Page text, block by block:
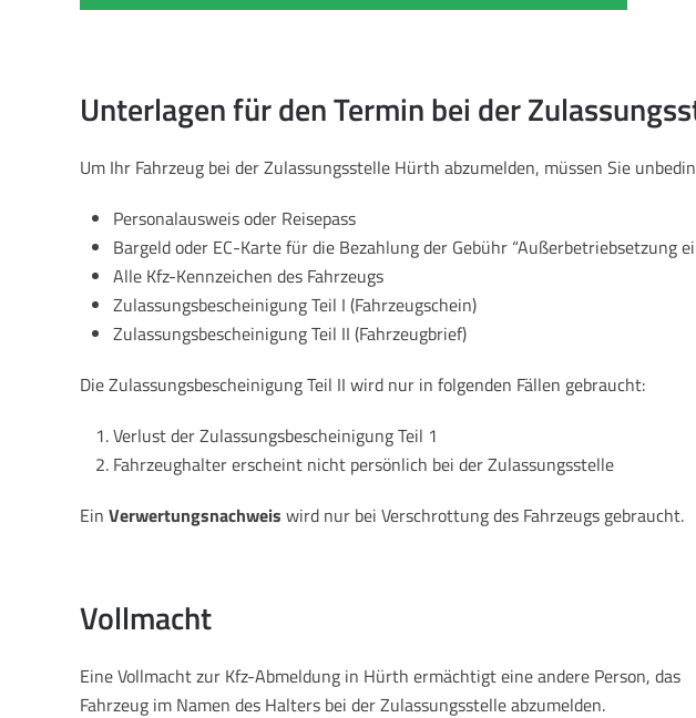
Unterlagen für den Termin bei der
Um Ihr Fahrzeug bei der Zulassungsstelle Hürth abzumelden, müssen Sie
Personalausweis oder Reisepass
Bargeld oder EC-Karte für die Bezahlung der Gebühr “Außerbetriebsetzung
Alle Kfz-Kennzeichen des Fahrzeugs
Zulassungsbescheinigung Teil I (Fahrzeugschein)
Zulassungsbescheinigung Teil II (Fahrzeugbrief)
Die Zulassungsbescheinigung Teil II wird nur in folgenden Fällen gebraucht:
Verlust der Zulassungsbescheinigung Teil 1
Fahrzeughalter erscheint nicht persönlich bei der Zulassungsstelle
Ein Verwertungsnachweis wird nur bei Verschrottung des Fahrzeugs gebraucht.
Vollmacht
Eine Vollmacht zur Kfz-Abmeldung in Hürth ermächtigt eine andere Person, das
Fahrzeug im Namen des Halters bei der Zulassungsstelle abzumelden.